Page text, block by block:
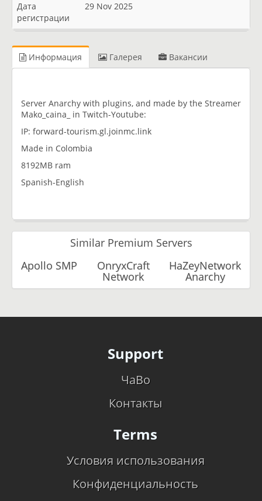
Дата
регистрации
29 Nov 2025
Информация Галерея Вакансии
Server Anarchy with plugins, and made by the Streamer
Mako_caina_ in Twitch-Youtube:
IP: forward-tourism.gl.joinmc.link
Made in Colombia
8192MB ram
Spanish-English
Similar Premium Servers
Apollo SMP
OnryxCraft
Network
HaZeyNetwork
Anarchy
Support
ЧаВо
Контакты
Terms
Условия использования
Конфиденциальность